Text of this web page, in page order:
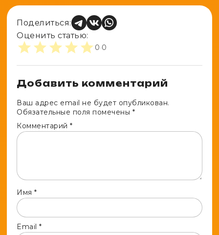
Поделиться:
Оценить статью:
0·0
Добавить комментарий
Ваш адрес email не будет опубликован.
Обязательные поля помечены *
Комментарий *
Имя *
Email *